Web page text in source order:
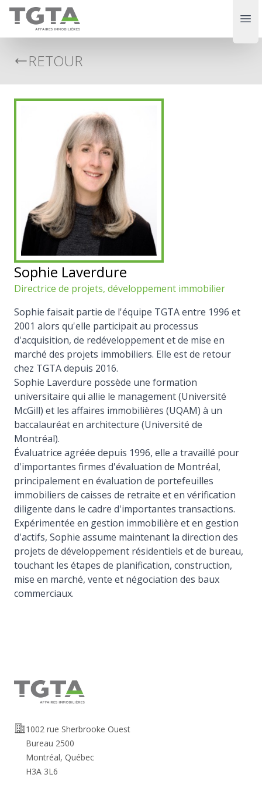
TGTA
RETOUR
Sophie Laverdure
Directrice de projets, développement immobilier
Sophie faisait partie de l'équipe TGTA entre 1996 et
2001 alors qu'elle participait au processus
d'acquisition, de redéveloppement et de mise en
marché des projets immobiliers. Elle est de retour
chez TGTA depuis 2016.
Sophie Laverdure possède une formation
universitaire qui allie le management (Université
McGill) et les affaires immobilières (UQAM) à un
baccalauréat en architecture (Université de
Montréal).
Évaluatrice agréée depuis 1996, elle a travaillé pour
d'importantes firmes d'évaluation de Montréal,
principalement en évaluation de portefeuilles
immobiliers de caisses de retraite et en vérification
diligente dans le cadre d'importantes transactions.
Expérimentée en gestion immobilière et en gestion
d'actifs, Sophie assume maintenant la direction des
projets de développement résidentiels et de bureau,
touchant les étapes de planification, construction,
mise en marché, vente et négociation des baux
commerciaux.
Adresse
1002 rue Sherbrooke Ouest
Bureau 2500
Montréal, Québec
H3A 3L6